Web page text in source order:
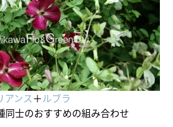
アンス＋ルブラ
同士のおすすめの組み合わせ